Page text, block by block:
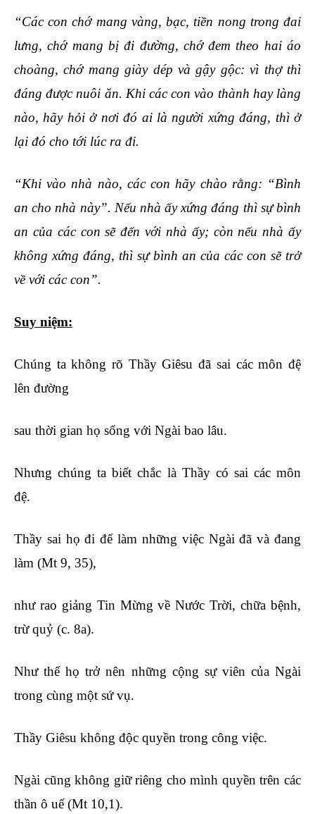
“Các con chớ mang vàng, bạc, tiền nong trong đai
lưng, chớ mang bị đi đường, chớ đem theo hai áo
choàng, chớ mang giày dép và gậy gộc: vì thợ thì
đáng được nuôi ăn. Khi các con vào thành hay làng
nào, hãy hỏi ở nơi đó ai là người xứng đáng, thì ở
lại đó cho tới lúc ra đi.
“Khi vào nhà nào, các con hãy chào rằng: “Bình
an cho nhà này”. Nếu nhà ấy xứng đáng thì sự bình
an của các con sẽ đến với nhà ấy; còn nếu nhà ấy
không xứng đáng, thì sự bình an của các con sẽ trở
về với các con”.
Suy niệm:
Chúng ta không rõ Thầy Giêsu đã sai các môn đệ
lên đường
sau thời gian họ sống với Ngài bao lâu.
Nhưng chúng ta biết chắc là Thầy có sai các môn
đệ.
Thầy sai họ đi để làm những việc Ngài đã và đang
làm (Mt 9, 35),
như rao giảng Tin Mừng về Nước Trời, chữa bệnh,
trừ quỷ (c. 8a).
Như thế họ trở nên những cộng sự viên của Ngài
trong cùng một sứ vụ.
Thầy Giêsu không độc quyền trong công việc.
Ngài cũng không giữ riêng cho mình quyền trên các
thần ô uế (Mt 10,1).